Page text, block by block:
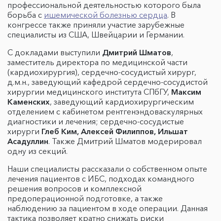
профессиональной деятельностью которого была
борьба с ишемической болезнью сердца. В
конгрессе также приняли участие зарубежные
специалисты из США, Швейцарии и Германии.
С докладами выступили Дмитрий Шматов,
заместитель директора по медицинской части
(кардиохирургия), сердечно-сосудистый хирург,
д.м.н., заведующий кафедрой сердечно-сосудистой
хирургии медицинского института СПбГУ, Максим
Каменских, заведующий кардиохирургическим
отделением с кабинетом рентгенэндоваскулярных
диагностики и лечения; сердечно-сосудистые
хирурги Глеб Ким, Алексей Филиппов, Ильшат
Асадуллин. Также Дмитрий Шматов модерировал
одну из секций.
Наши специалисты рассказали о собственном опыте
лечения пациентов с ИБС, подходах командного
решения вопросов и комплексной
предоперационной подготовке, а также
наблюдению за пациентом в ходе операции. Данная
тактика позволяет кратно снижать риски